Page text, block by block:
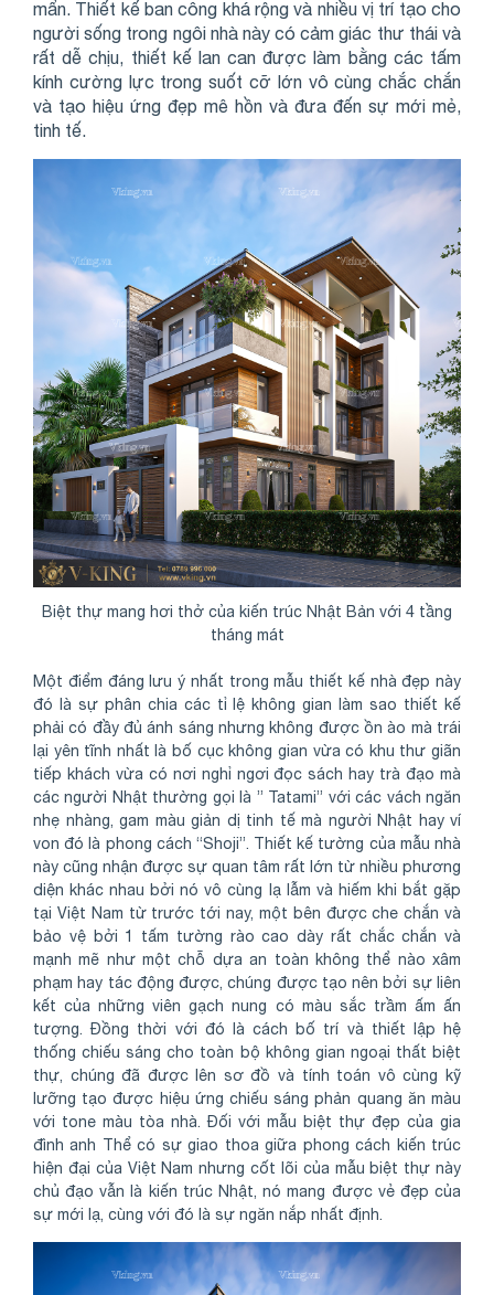
mẩn. Thiết kế ban công khá rộng và nhiều vị trí tạo cho
người sống trong ngôi nhà này có cảm giác thư thái và
rất dễ chịu, thiết kế lan can được làm bằng các tấm
kính cường lực trong suốt cỡ lớn vô cùng chắc chắn
và tạo hiệu ứng đẹp mê hồn và đưa đến sự mới mẻ,
tinh tế.
Biệt thự mang hơi thở của kiến trúc Nhật Bản với 4 tầng
tháng mát
Một điểm đáng lưu ý nhất trong mẫu thiết kế nhà đẹp này
đó là sự phân chia các tỉ lệ không gian làm sao thiết kế
phải có đầy đủ ánh sáng nhưng không được ồn ào mà trái
lại yên tĩnh nhất là bố cục không gian vừa có khu thư giãn
tiếp khách vừa có nơi nghỉ ngơi đọc sách hay trà đạo mà
các người Nhật thường gọi là ” Tatami” với các vách ngăn
nhẹ nhàng, gam màu giản dị tinh tế mà người Nhật hay ví
von đó là phong cách “Shoji”. Thiết kế tường của mẫu nhà
này cũng nhận được sự quan tâm rất lớn từ nhiều phương
diện khác nhau bởi nó vô cùng lạ lẫm và hiếm khi bắt gặp
tại Việt Nam từ trước tới nay, một bên được che chắn và
bảo vệ bởi 1 tấm tường rào cao dày rất chắc chắn và
mạnh mẽ như một chỗ dựa an toàn không thể nào xâm
phạm hay tác động được, chúng được tạo nên bởi sự liên
kết của những viên gạch nung có màu sắc trầm ấm ấn
tượng. Đồng thời với đó là cách bố trí và thiết lập hệ
thống chiếu sáng cho toàn bộ không gian ngoại thất biệt
thự, chúng đã được lên sơ đồ và tính toán vô cùng kỹ
lưỡng tạo được hiệu ứng chiếu sáng phản quang ăn màu
với tone màu tòa nhà. Đối với mẫu biệt thự đẹp của gia
đình anh Thể có sự giao thoa giữa phong cách kiến trúc
hiện đại của Việt Nam nhưng cốt lõi của mẫu biệt thự này
chủ đạo vẫn là kiến trúc Nhật, nó mang được vẻ đẹp của
sự mới lạ, cùng với đó là sự ngăn nắp nhất định.